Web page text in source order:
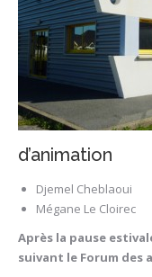
d’animation
Djemel Cheblaoui
Mégane Le Cloirec
Après la pause
suivant le Forum des